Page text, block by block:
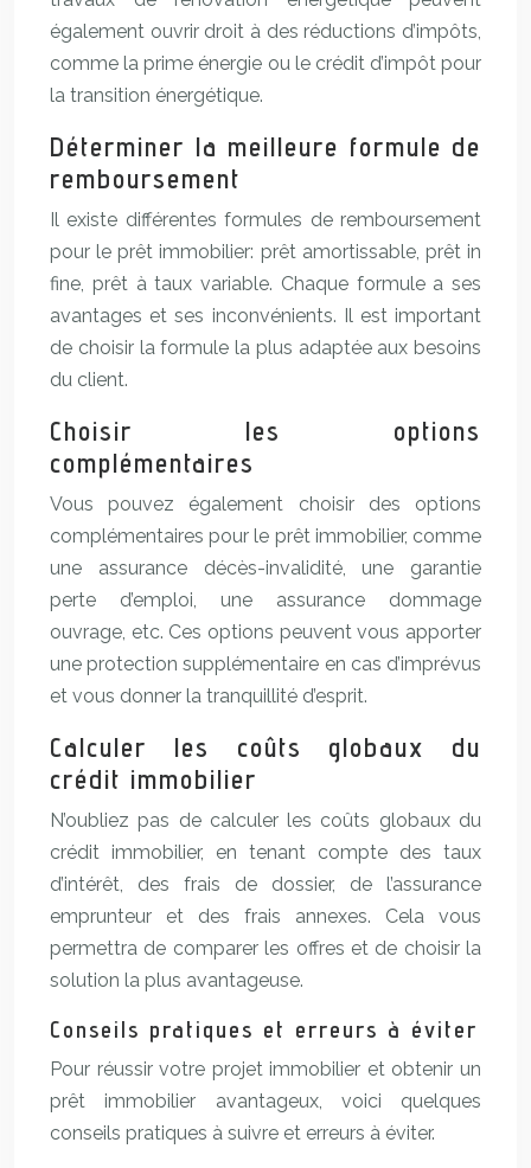
également ouvrir droit à des réductions d’impôts,
comme la prime énergie ou le crédit d’impôt pour
la transition énergétique.
Déterminer la meilleure formule de
remboursement
Il existe différentes formules de remboursement
pour le prêt immobilier: prêt amortissable, prêt in
fine, prêt à taux variable. Chaque formule a ses
avantages et ses inconvénients. Il est important
de choisir la formule la plus adaptée aux besoins
du client.
Choisir les options
complémentaires
Vous pouvez également choisir des options
complémentaires pour le prêt immobilier, comme
une assurance décès-invalidité, une garantie
perte d’emploi, une assurance dommage
ouvrage, etc. Ces options peuvent vous apporter
une protection supplémentaire en cas d’imprévus
et vous donner la tranquillité d’esprit.
Calculer les coûts globaux du
crédit immobilier
N’oubliez pas de calculer les coûts globaux du
crédit immobilier, en tenant compte des taux
d’intérêt, des frais de dossier, de l’assurance
emprunteur et des frais annexes. Cela vous
permettra de comparer les offres et de choisir la
solution la plus avantageuse.
Conseils pratiques et erreurs à éviter
Pour réussir votre projet immobilier et obtenir un
prêt immobilier avantageux, voici quelques
conseils pratiques à suivre et erreurs à éviter.